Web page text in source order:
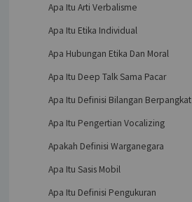
Apa Itu Arti Verbalisme
Apa Itu Etika Individual
Apa Hubungan Etika Dan Moral
Apa Itu Deep Talk Sama Pacar
Apa Itu Definisi Bilangan Berpangkat
Apa Itu Pengertian Vocalizing
Apakah Definisi Warganegara
Apa Itu Sasis Mobil
Apa Itu Definisi Pengukuran